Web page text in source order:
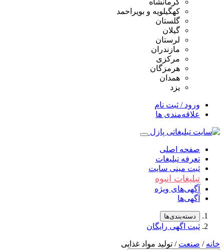
کهگیلویه و بویراحمد
گلستان
گیلان
لرستان
مازندران
مرکزی
هرمزگان
همدان
یزد
ورود / ثبت نام
علاقه‌مندی ها
صفحه اصلی
تعرفه تبلیغات
ثبت مینی سایت
تبلیغات انبوه
آگهی‌های ویژه
آگهی‌ها
دسته‌بندی‌ها
ثبت اگهی رایگان
خانه / صنعت / تولید مواد غذایی